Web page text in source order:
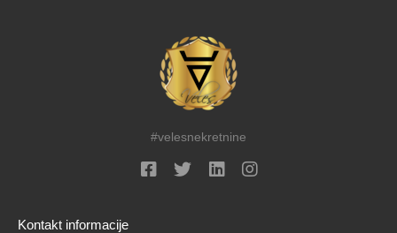
#velesnekretnine
Kontakt informacije